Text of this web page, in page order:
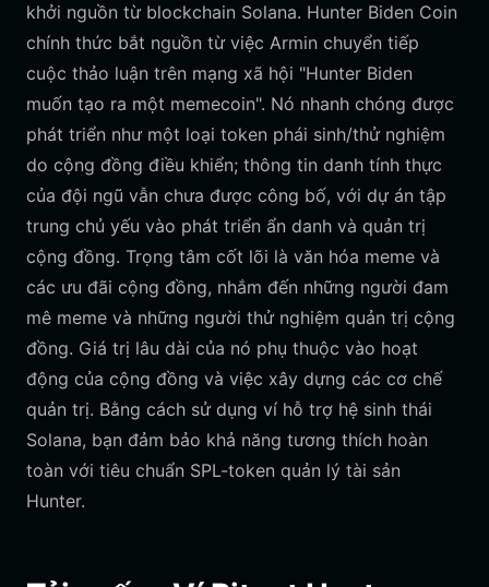
khởi nguồn từ blockchain Solana. Hunter Biden Coin
chính thức bắt nguồn từ việc Armin chuyển tiếp
cuộc thảo luận trên mạng xã hội "Hunter Biden
muốn tạo ra một memecoin". Nó nhanh chóng được
phát triển như một loại token phái sinh/thử nghiệm
do cộng đồng điều khiển; thông tin danh tính thực
của đội ngũ vẫn chưa được công bố, với dự án tập
trung chủ yếu vào phát triển ẩn danh và quản trị
cộng đồng. Trọng tâm cốt lõi là văn hóa meme và
các ưu đãi cộng đồng, nhắm đến những người đam
mê meme và những người thử nghiệm quản trị cộng
đồng. Giá trị lâu dài của nó phụ thuộc vào hoạt
động của cộng đồng và việc xây dựng các cơ chế
quản trị. Bằng cách sử dụng ví hỗ trợ hệ sinh thái
Solana, bạn đảm bảo khả năng tương thích hoàn
toàn với tiêu chuẩn SPL-token quản lý tài sản
Hunter.